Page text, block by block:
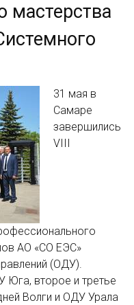
мастерства
31 мая в
Самаре
завершились
VIII
АО «СО ЕЭС»
(ОДУ).
Юга, второе и третье
Волги и ОДУ Урала